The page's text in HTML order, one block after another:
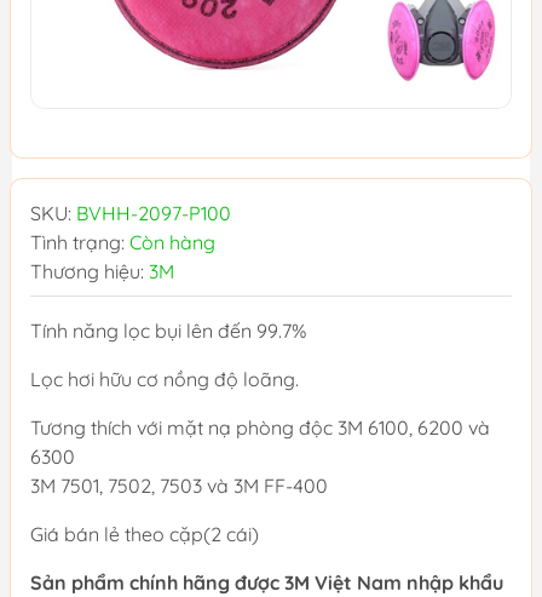
SKU: BVHH-2097-P100
Tình trạng: Còn hàng
Thương hiệu: 3M
Tính năng lọc bụi lên đến 99.7%
Lọc hơi hữu cơ nồng độ loãng.
Tương thích với mặt nạ phòng độc 3M 6100, 6200 và
6300
3M 7501, 7502, 7503 và 3M FF-400
Giá bán lẻ theo cặp(2 cái)
Sản phẩm chính hãng được 3M Việt Nam nhập khẩu